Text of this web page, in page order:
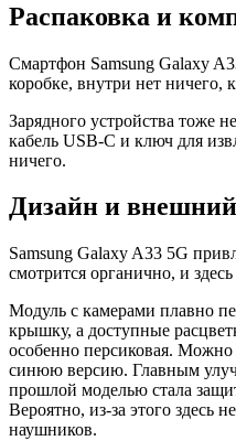
Распаковка и
Смартфон Samsung Galaxy
коробке, внутри нет ничего,
Зарядного устройства тоже
кабель USB-C и ключ для
ничего.
Дизайн и
Samsung Galaxy A33 5G
смотрится органично, и
Модуль с камерами плавно
крышку, а доступные
особенно персиковая.
синюю версию. Главным
прошлой моделью стала
Вероятно, из-за этого здесь
наушников.